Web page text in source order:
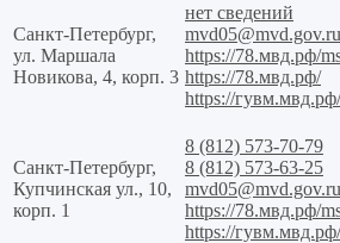
Санкт-Петербург,
ул. Маршала
Новикова, 4, корп. 3
нет сведений
mvd05@mvd.gov.ru
https://78.мвд.рф/
https://78.мвд.рф/
https://гувм.мвд.рф/
Санкт-Петербург,
Купчинская ул., 10,
корп. 1
8 (812) 573-70-79
8 (812) 573-63-25
mvd05@mvd.gov.ru
https://78.мвд.рф/
https://гувм.мвд.рф/